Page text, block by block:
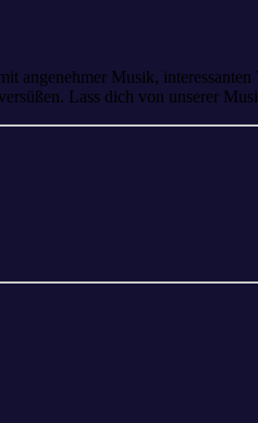
Musik,
Lass dich von unserer